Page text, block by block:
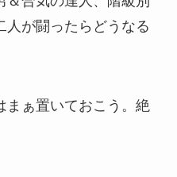
人が闘ったらどうなる
まぁ置いておこう。絶